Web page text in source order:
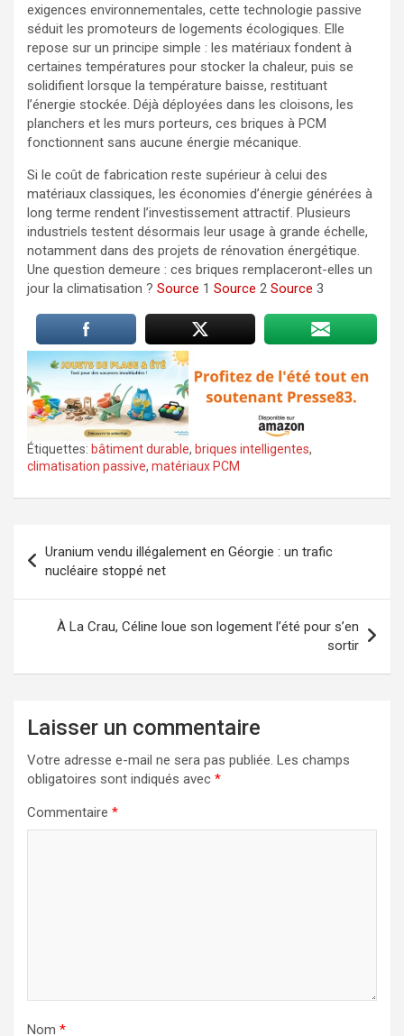
exigences environnementales, cette technologie passive
séduit les promoteurs de logements écologiques. Elle
repose sur un principe simple : les matériaux fondent à
certaines températures pour stocker la chaleur, puis se
solidifient lorsque la température baisse, restituant
l’énergie stockée. Déjà déployées dans les cloisons, les
planchers et les murs porteurs, ces briques à PCM
fonctionnent sans aucune énergie mécanique.
Si le coût de fabrication reste supérieur à celui des
matériaux classiques, les économies d’énergie générées à
long terme rendent l’investissement attractif. Plusieurs
industriels testent désormais leur usage à grande échelle,
notamment dans des projets de rénovation énergétique.
Une question demeure : ces briques remplaceront-elles un
jour la climatisation ? Source 1 Source 2 Source 3
Étiquettes: bâtiment durable, briques intelligentes,
climatisation passive, matériaux PCM
de
l’article
Uranium vendu illégalement en Géorgie : un trafic
nucléaire stoppé net
À La Crau, Céline loue son logement l’été pour s’en
sortir
Laisser un commentaire
Votre adresse e-mail ne sera pas publiée. Les champs
obligatoires sont indiqués avec *
Commentaire *
Nom *